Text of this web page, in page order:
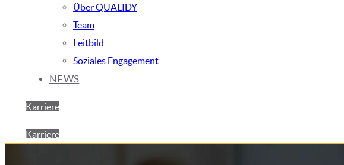
Über QUALIDY
Team
Leitbild
Soziales Engagement
NEWS
Karriere
Karriere